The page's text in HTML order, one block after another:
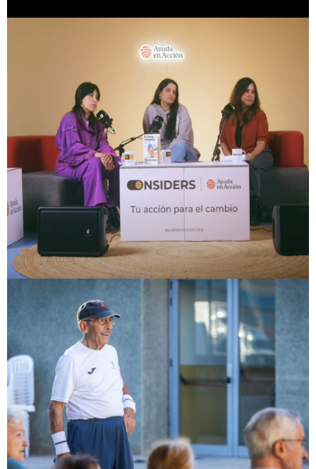
AYUDA EN ACCIÓN
Onsiders
Comunicación Social
VER PROYECTO
COPA FAULCOMBRIDGE VALENCIA
Eventos deportivos con impacto social
Eventos con Propósito
VER PROYECTO